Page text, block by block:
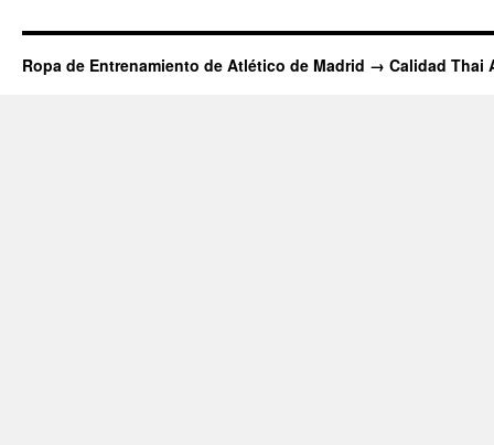
Ropa de Entrenamiento de Atlético de Madrid → Calidad Thai